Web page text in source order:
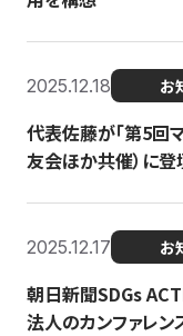
2025.12.18 お
代表佐藤が「第5回
友会ほか共催）に登
2025.12.17 お
朝日新聞SDGs
法人のカンファレン